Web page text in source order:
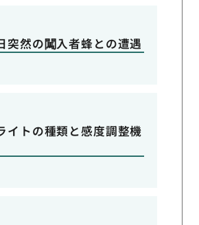
突然の闖入者蜂との遭遇
イトの種類と感度調整機